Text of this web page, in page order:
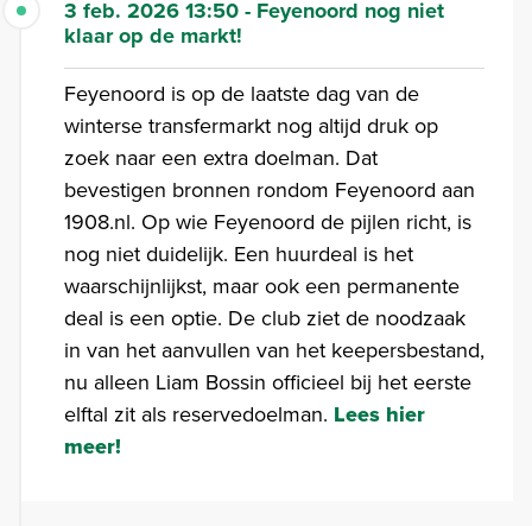
3 feb. 2026 13:50 - Feyenoord nog niet
klaar op de markt!
Feyenoord is op de laatste dag van de
winterse transfermarkt nog altijd druk op
zoek naar een extra doelman. Dat
bevestigen bronnen rondom Feyenoord aan
1908.nl. Op wie Feyenoord de pijlen richt, is
nog niet duidelijk. Een huurdeal is het
waarschijnlijkst, maar ook een permanente
deal is een optie. De club ziet de noodzaak
in van het aanvullen van het keepersbestand,
nu alleen Liam Bossin officieel bij het eerste
elftal zit als reservedoelman. Lees hier
meer!